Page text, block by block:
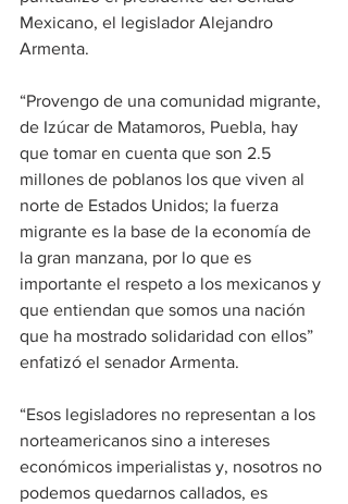
Mexicano, el legislador Alejandro
Armenta.
“Provengo de una comunidad migrante,
de Izúcar de Matamoros, Puebla, hay
que tomar en cuenta que son 2.5
millones de poblanos los que viven al
norte de Estados Unidos; la fuerza
migrante es la base de la economía de
la gran manzana, por lo que es
importante el respeto a los mexicanos y
que entiendan que somos una nación
que ha mostrado solidaridad con ellos”
enfatizó el senador Armenta.
“Esos legisladores no representan a los
norteamericanos sino a intereses
económicos imperialistas y, nosotros no
podemos quedarnos callados, es